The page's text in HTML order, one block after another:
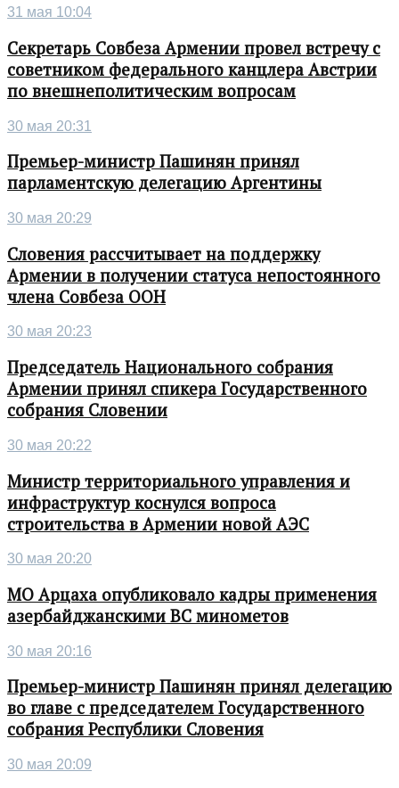
31 мая 10:04
Секретарь Совбеза Армении провел встречу с
советником федерального канцлера Австрии
по внешнеполитическим вопросам
30 мая 20:31
Премьер-министр Пашинян принял
парламентскую делегацию Аргентины
30 мая 20:29
Словения рассчитывает на поддержку
Армении в получении статуса непостоянного
члена Совбеза ООН
30 мая 20:23
Председатель Национального собрания
Армении принял спикера Государственного
собрания Словении
30 мая 20:22
Министр территориального управления и
инфраструктур коснулся вопроса
строительства в Армении новой АЭС
30 мая 20:20
МО Арцаха опубликовало кадры применения
азербайджанскими ВС минометов
30 мая 20:16
Премьер-министр Пашинян принял делегацию
во главе с председателем Государственного
собрания Республики Словения
30 мая 20:09